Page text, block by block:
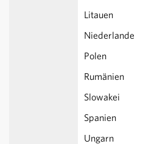
Litauen
Niederlande
Polen
Rumänien
Slowakei
Spanien
Ungarn